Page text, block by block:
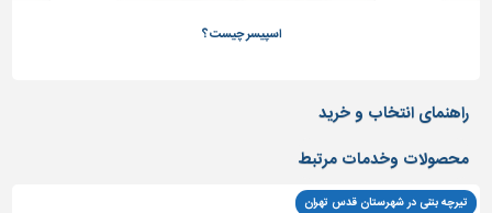
اسپیسر چیست؟
راهنمای انتخاب و خرید
محصولات وخدمات مرتبط
تیرچه بتنی در شهرستان قدس تهران